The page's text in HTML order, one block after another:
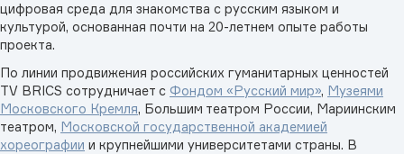
цифровая среда для знакомства с русским языком и
культурой, основанная почти на 20-летнем опыте работы
проекта.
По линии продвижения российских гуманитарных ценностей
TV BRICS сотрудничает с Фондом «Русский мир», Музеями
Московского Кремля, Большим театром России, Мариинским
театром, Московской государственной академией
хореографии и крупнейшими университетами страны. В